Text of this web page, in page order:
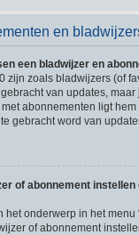
en
een bladwijzer en
zijn zoals bladwijzers (of
van updates, maar
abonnementen ligt
gebracht word van
of abonnement
het onderwerp in het menu
of abonnement